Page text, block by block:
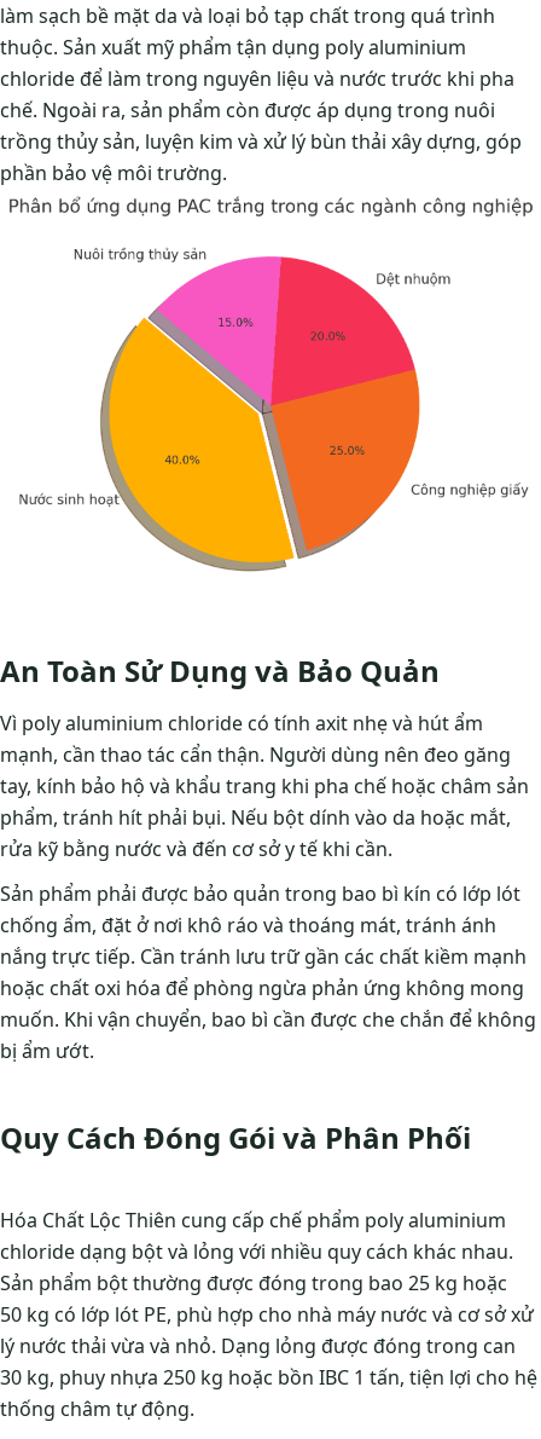
làm sạch bề mặt da và loại bỏ tạp chất trong quá trình
thuộc. Sản xuất mỹ phẩm tận dụng poly aluminium
chloride để làm trong nguyên liệu và nước trước khi pha
chế. Ngoài ra, sản phẩm còn được áp dụng trong nuôi
trồng thủy sản, luyện kim và xử lý bùn thải xây dựng, góp
phần bảo vệ môi trường.
An Toàn Sử Dụng và Bảo Quản
Vì poly aluminium chloride có tính axit nhẹ và hút ẩm
mạnh, cần thao tác cẩn thận. Người dùng nên đeo găng
tay, kính bảo hộ và khẩu trang khi pha chế hoặc châm sản
phẩm, tránh hít phải bụi. Nếu bột dính vào da hoặc mắt,
rửa kỹ bằng nước và đến cơ sở y tế khi cần.
Sản phẩm phải được bảo quản trong bao bì kín có lớp lót
chống ẩm, đặt ở nơi khô ráo và thoáng mát, tránh ánh
nắng trực tiếp. Cần tránh lưu trữ gần các chất kiềm mạnh
hoặc chất oxi hóa để phòng ngừa phản ứng không mong
muốn. Khi vận chuyển, bao bì cần được che chắn để không
bị ẩm ướt.
Quy Cách Đóng Gói và Phân Phối
Hóa Chất Lộc Thiên cung cấp chế phẩm poly aluminium
chloride dạng bột và lỏng với nhiều quy cách khác nhau.
Sản phẩm bột thường được đóng trong bao 25 kg hoặc
50 kg có lớp lót PE, phù hợp cho nhà máy nước và cơ sở xử
lý nước thải vừa và nhỏ. Dạng lỏng được đóng trong can
30 kg, phuy nhựa 250 kg hoặc bồn IBC 1 tấn, tiện lợi cho hệ
thống châm tự động.